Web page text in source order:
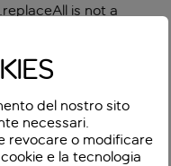
is not a
del nostro sito
necessari.
revocare o modificare
e la tecnologia